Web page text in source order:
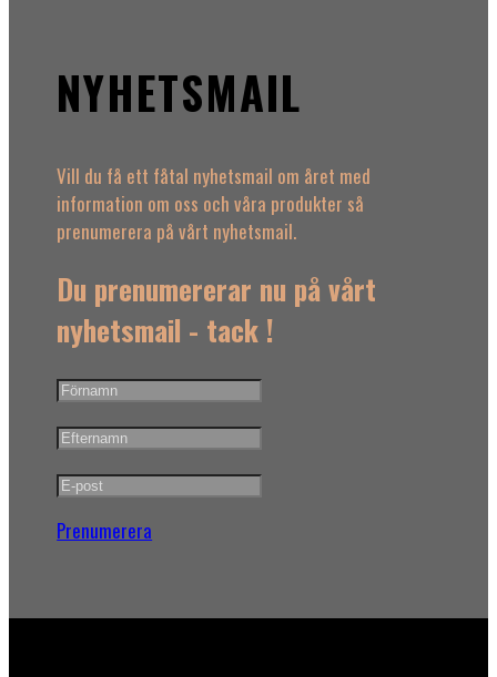
NYHETSMAIL
Vill du få ett fåtal nyhetsmail om året med
information om oss och våra produkter så
prenumerera på vårt nyhetsmail.
Du prenumererar nu på vårt
nyhetsmail - tack !
Prenumerera